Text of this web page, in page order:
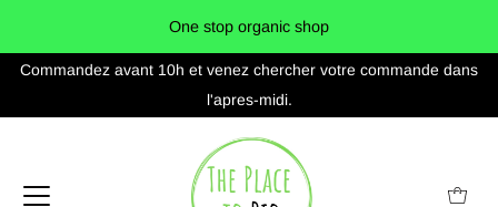
Commandez avant 10h et venez chercher votre commande dans
l'apres-midi.